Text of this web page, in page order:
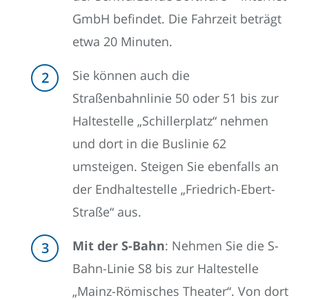
GmbH befindet. Die Fahrzeit beträgt
etwa 20 Minuten.
Sie können auch die
Straßenbahnlinie 50 oder 51 bis zur
Haltestelle „Schillerplatz“ nehmen
und dort in die Buslinie 62
umsteigen. Steigen Sie ebenfalls an
der Endhaltestelle „Friedrich-Ebert-
Straße“ aus.
Mit der S-Bahn: Nehmen Sie die S-
Bahn-Linie S8 bis zur Haltestelle
„Mainz-Römisches Theater“. Von dort